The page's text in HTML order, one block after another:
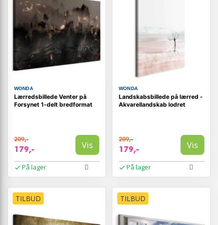
WONDA
Lærredsbillede Venter på
Forsynet 1-delt bredformat
209,-
179,- Vis
På lager
WONDA
Landskabsbillede på lærred -
Akvarellandskab lodret
209,-
179,- Vis
På lager
TILBUD TILBUD